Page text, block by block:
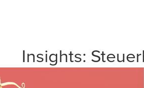
Insights: